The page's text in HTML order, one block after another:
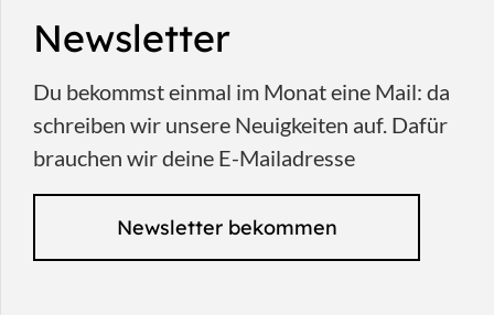
Newsletter
Du bekommst einmal im Monat eine Mail: da
schreiben wir unsere Neuigkeiten auf. Dafür
brauchen wir deine E-Mailadresse
Newsletter bekommen